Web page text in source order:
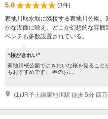
5.0
(3件)
家地川取水堰に隣接する家地川公園
かな湖面に映え、どこか幻想的な雰囲
ベンチも多数設置されている。
“桜がきれい”
家地川桜公園ではきれいな桜を見ること
もおすすめです。 春のお...
(1)JR予土線家地川駅 徒歩 5分 四